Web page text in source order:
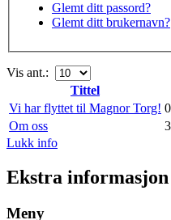
Glemt ditt passord?
Glemt ditt brukernavn?
Vis ant.:
Tittel
Vi har flyttet til Magnor Torg!
Om oss
Lukk info
Ekstra informasjon
Meny